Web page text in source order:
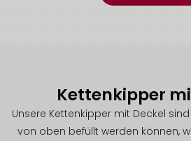
Kettenkipper
Unsere Kettenkipper mit Deckel
von oben befüllt werden können,